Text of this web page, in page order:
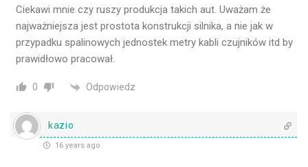
Ciekawi mnie czy ruszy produkcja takich aut. Uważam że
najważniejsza jest prostota konstrukcji silnika, a nie jak w
przypadku spalinowych jednostek metry kabli czujników itd by
prawidłowo pracował.
0 Odpowiedz
kazio
16 years ago